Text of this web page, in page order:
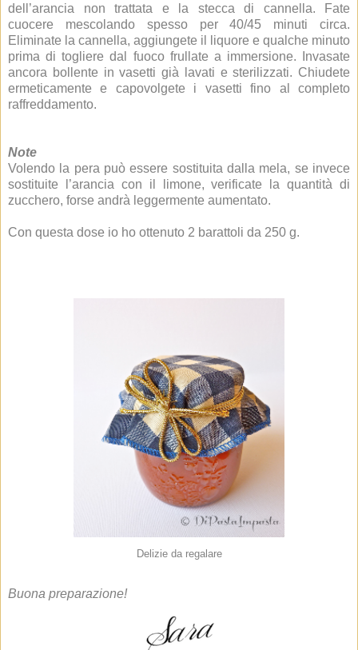
dell’arancia non trattata e la stecca di cannella. Fate
cuocere mescolando spesso per 40/45 minuti circa.
Eliminate la cannella, aggiungete il liquore e qualche minuto
prima di togliere dal fuoco frullate a immersione. Invasate
ancora bollente in vasetti già lavati e sterilizzati. Chiudete
ermeticamente e capovolgete i vasetti fino al completo
raffreddamento.
Note
Volendo la pera può essere sostituita dalla mela, se invece
sostituite l’arancia con il limone, verificate la quantità di
zucchero, forse andrà leggermente aumentato.
Con questa dose io ho ottenuto 2 barattoli da 250 g.
Delizie da regalare
Buona preparazione!